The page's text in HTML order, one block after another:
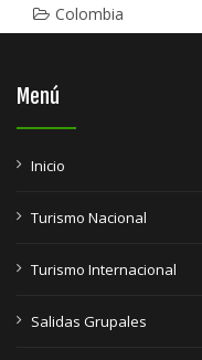
Colombia
Menú
Inicio
Turismo Nacional
Turismo Internacional
Salidas Grupales